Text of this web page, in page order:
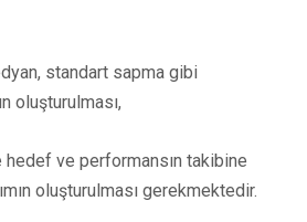
standart sapma gibi
oluşturulması,
hedef ve performansın takibine
oluşturulması gerekmektedir.